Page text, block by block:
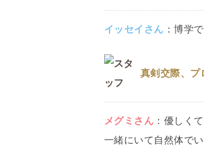
イッセイ さん ：博学
真剣交際、プ
メグミ さん ： 優しく
一緒にいて自然体で